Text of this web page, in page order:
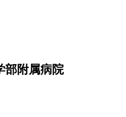
部附属病院